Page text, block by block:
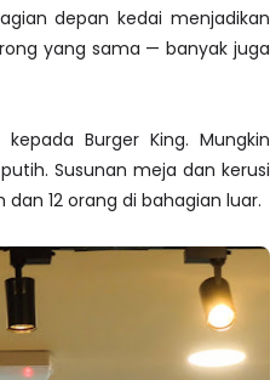
depan kedai menjadikan
yang sama — banyak juga
Burger King. Mungkin
Susunan meja dan kerusi
12 orang di bahagian luar.